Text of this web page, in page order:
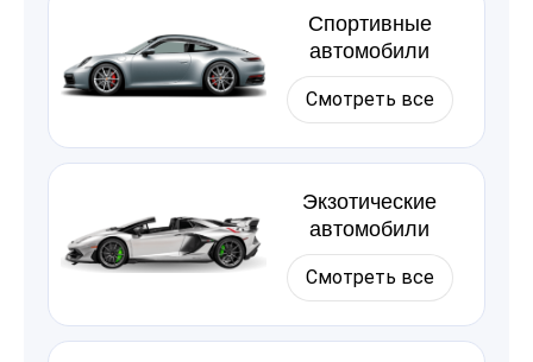
Спортивные
автомобили
Смотреть все
Экзотические
автомобили
Смотреть все